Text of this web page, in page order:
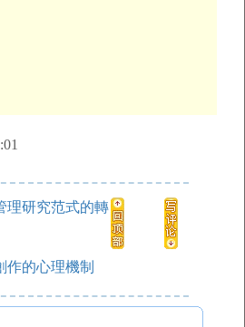
理研究范式的轉
作的心理機制